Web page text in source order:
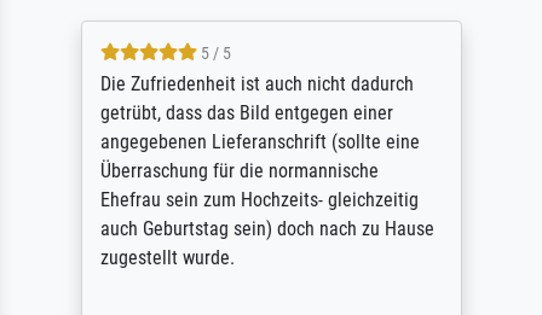
5 / 5
Die Zufriedenheit ist auch nicht dadurch
getrübt, dass das Bild entgegen einer
angegebenen Lieferanschrift (sollte eine
Überraschung für die normannische
Ehefrau sein zum Hochzeits- gleichzeitig
auch Geburtstag sein) doch nach zu Hause
zugestellt wurde.